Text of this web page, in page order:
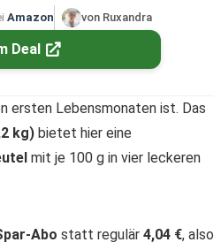
Amazon von Ruxandra
Deal
ersten Lebensmonaten ist. Das
kg) bietet hier eine
mit je 100 g in vier leckeren
Abo statt regulär 4,04 €, also